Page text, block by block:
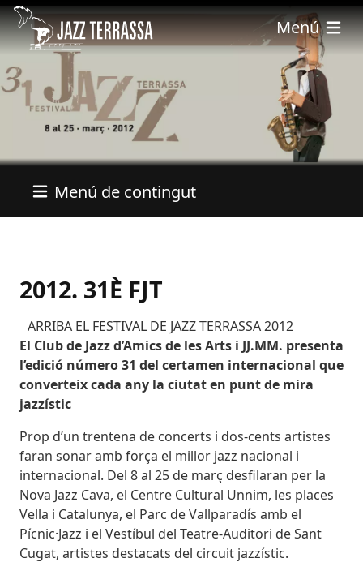
Vés al contingut
Menú
Menú de contingut
2012. 31È FJT
ARRIBA EL FESTIVAL DE JAZZ TERRASSA 2012
El Club de Jazz d’Amics de les Arts i JJ.MM. presenta
l’edició número 31 del certamen internacional que
converteix cada any la ciutat en punt de mira
jazzístic
Prop d’un trentena de concerts i dos-cents artistes
faran sonar amb força el millor jazz nacional i
internacional. Del 8 al 25 de març desfilaran per la
Nova Jazz Cava, el Centre Cultural Unnim, les places
Vella i Catalunya, el Parc de Vallparadís amb el
Pícnic·Jazz i el Vestíbul del Teatre-Auditori de Sant
Cugat, artistes destacats del circuit jazzístic.